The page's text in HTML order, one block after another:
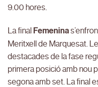
9.00 hores.
La final Femenina
Meritxell de Marquesat.
destacades de la fase
primera posició amb nou
segona amb set. La final